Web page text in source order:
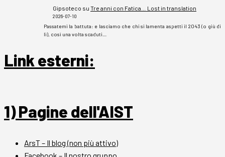
Gipsoteco su Tre anni con Fatica… Lost in translation
2026-07-10
Passatemi la battuta: e lasciamo che chi si lamenta aspetti il 2043 (o giù di
lì), così una volta scaduti…
Link esterni:
1) Pagine dell'AIST
ArsT – Il blog (non più attivo)